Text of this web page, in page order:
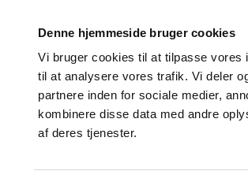
Denne hjemmeside bruger cookies
Vi bruger cookies til at tilpasse vores
til at analysere vores trafik. Vi deler
partnere inden for sociale medier,
kombinere disse data med andre
af deres tjenester.
Godkendelse og
Bivirkninger og
produktinformation